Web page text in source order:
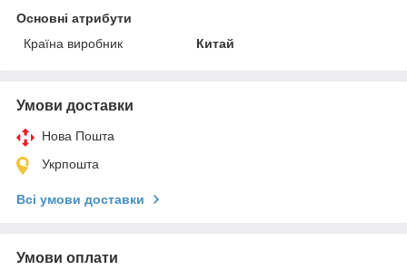
Основні атрибути
Країна виробник
Китай
Умови доставки
Нова Пошта
Укрпошта
Всі умови доставки
Умови оплати